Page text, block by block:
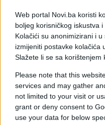
Web portal Novi.ba koristi
boljeg korisničkog iskustva
Kolačići su anonimizirani i
izmijeniti postavke kolačića
Slažete li se sa korištenjem
Please note that this
services and may gather
not limited to your visit or
grant or deny consent to
use your data for below
bitnim. Još malo pa će
reći da ih sami
vijore i znajte, ako
poručio je.
Policija Unsko-
oglasila o ovom